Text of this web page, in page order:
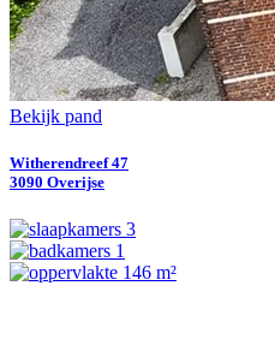
Bekijk pand
Witherendreef 47
3090 Overijse
3
1
146 m²